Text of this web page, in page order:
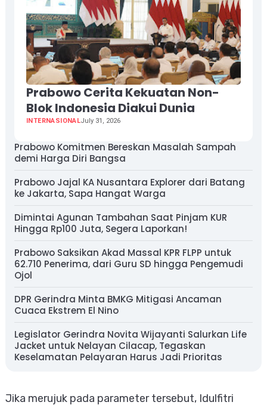
Prabowo Cerita Kekuatan Non-
Blok Indonesia Diakui Dunia
INTERNASIONALJuly 31, 2026
Prabowo Komitmen Bereskan Masalah Sampah
demi Harga Diri Bangsa
Prabowo Jajal KA Nusantara Explorer dari Batang
ke Jakarta, Sapa Hangat Warga
Dimintai Agunan Tambahan Saat Pinjam KUR
Hingga Rp100 Juta, Segera Laporkan!
Prabowo Saksikan Akad Massal KPR FLPP untuk
62.710 Penerima, dari Guru SD hingga Pengemudi
Ojol
DPR Gerindra Minta BMKG Mitigasi Ancaman
Cuaca Ekstrem El Nino
Legislator Gerindra Novita Wijayanti Salurkan Life
Jacket untuk Nelayan Cilacap, Tegaskan
Keselamatan Pelayaran Harus Jadi Prioritas
Jika merujuk pada parameter tersebut, Idulfitri